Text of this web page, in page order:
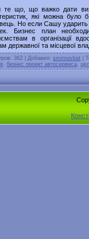
те що, що важко дати
які можна було
Но если Сашу
Бизнес план
в організації
державної та місцевої
: 362 | Добавил: smirnovbat
бизнес проект автосервиса